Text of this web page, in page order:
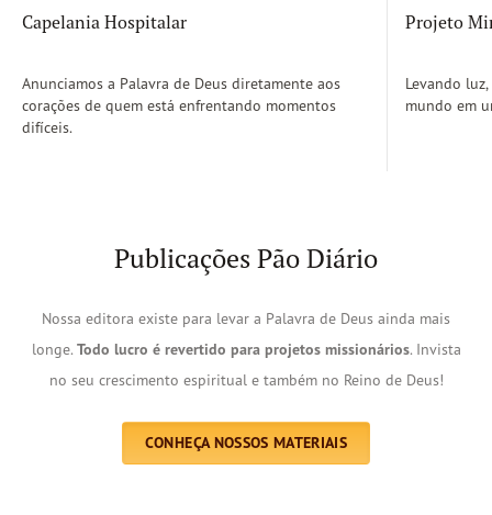
Capelania Hospitalar
Anunciamos a Palavra de Deus diretamente aos
corações de quem está enfrentando momentos
difíceis.
Projeto
Levando
mundo em
Publicações Pão Diário
Nossa editora existe para levar a Palavra de Deus ainda mais
longe. Todo lucro é revertido para projetos missionários. Invista
no seu crescimento espiritual e também no Reino de Deus!
CONHEÇA NOSSOS MATERIAIS